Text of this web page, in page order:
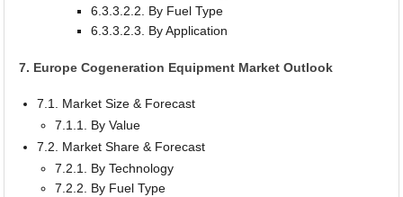
6.3.3.2.2. By Fuel Type
6.3.3.2.3. By Application
7. Europe Cogeneration Equipment Market Outlook
7.1. Market Size & Forecast
7.1.1. By Value
7.2. Market Share & Forecast
7.2.1. By Technology
7.2.2. By Fuel Type